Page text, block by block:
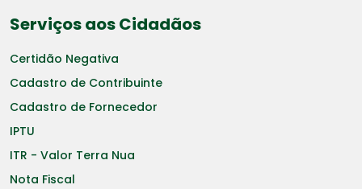
Serviços aos Cidadãos
Certidão Negativa
Cadastro de Contribuinte
Cadastro de Fornecedor
IPTU
ITR - Valor Terra Nua
Nota Fiscal